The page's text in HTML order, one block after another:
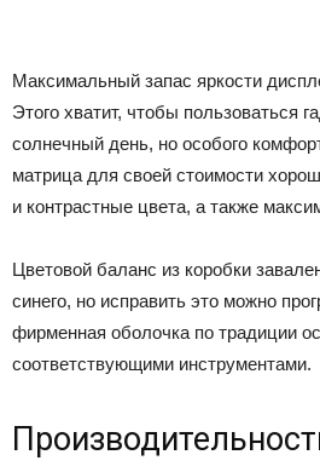
Максимальный запас яркости
Этого хватит, чтобы пользоваться
солнечный день, но особого
матрица для своей стоимости
и контрастные цвета, а также
Цветовой баланс из коробки
синего, но исправить это можно
фирменная оболочка по традиции
соответствующими инструментами.